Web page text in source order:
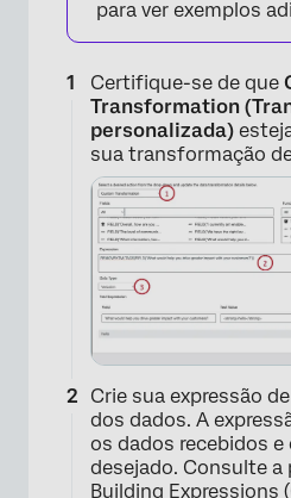
para ver exemplos
Certifique-se de que
Transformation
personalizada)
sua transformação
Crie sua expressão
dos dados. A
os dados recebidos e
desejado. Consulte
Building Expressions